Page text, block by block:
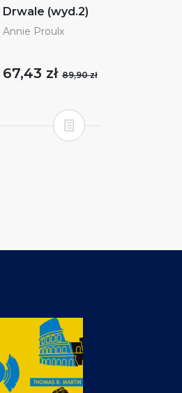
Drwale (wyd.2)
Annie Proulx
67,43 zł89,90 zł